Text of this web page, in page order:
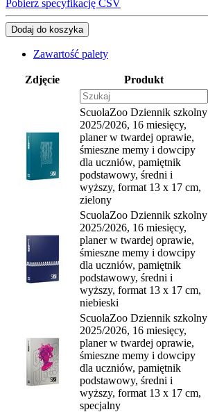
Pobierz specyfikację CSV
Dodaj do koszyka
Zawartość palety
Zdjęcie Produkt
ScuolaZoo Dziennik szkolny
2025/2026, 16 miesięcy,
planer w twardej oprawie,
śmieszne memy i dowcipy
dla uczniów, pamiętnik
podstawowy, średni i
wyższy, format 13 x 17 cm,
zielony
ScuolaZoo Dziennik szkolny
2025/2026, 16 miesięcy,
planer w twardej oprawie,
śmieszne memy i dowcipy
dla uczniów, pamiętnik
podstawowy, średni i
wyższy, format 13 x 17 cm,
niebieski
ScuolaZoo Dziennik szkolny
2025/2026, 16 miesięcy,
planer w twardej oprawie,
śmieszne memy i dowcipy
dla uczniów, pamiętnik
podstawowy, średni i
wyższy, format 13 x 17 cm,
specjalny